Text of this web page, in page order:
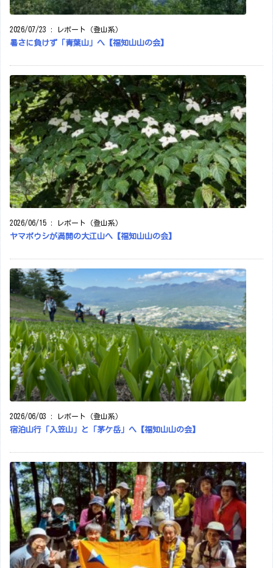
2026/07/23 : レポート（登山系）
暑さに負けず「青葉山」へ【福知山山の会】
2026/06/15 : レポート（登山系）
ヤマボウシが満開の大江山へ【福知山山の会】
2026/06/03 : レポート（登山系）
宿泊山行「入笠山」と「茅ケ岳」へ【福知山山の会】